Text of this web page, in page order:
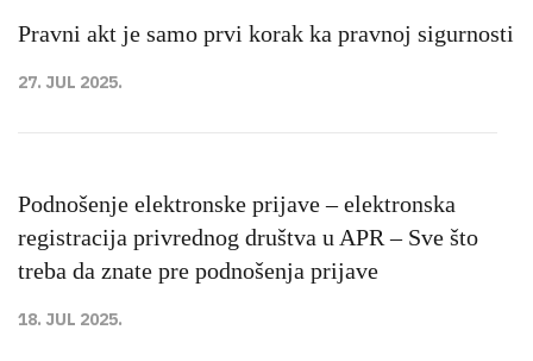
Pravni akt je samo prvi korak ka pravnoj sigurnosti
27. JUL 2025.
Podnošenje elektronske prijave – elektronska
registracija privrednog društva u APR – Sve što
treba da znate pre podnošenja prijave
18. JUL 2025.